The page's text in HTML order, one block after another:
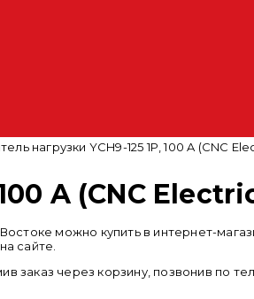
нагрузки YCH9-125 1P, 100 A (CNC
A (CNC
можно купить в интернет-
сайте.
заказ через корзину, позвонив по